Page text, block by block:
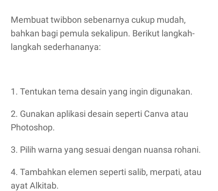
Membuat twibbon sebenarnya cukup mudah,
bahkan bagi pemula sekalipun. Berikut langkah-
langkah sederhananya:
1. Tentukan tema desain yang ingin digunakan.
2. Gunakan aplikasi desain seperti Canva atau
Photoshop.
3. Pilih warna yang sesuai dengan nuansa rohani.
4. Tambahkan elemen seperti salib, merpati, atau
ayat Alkitab.